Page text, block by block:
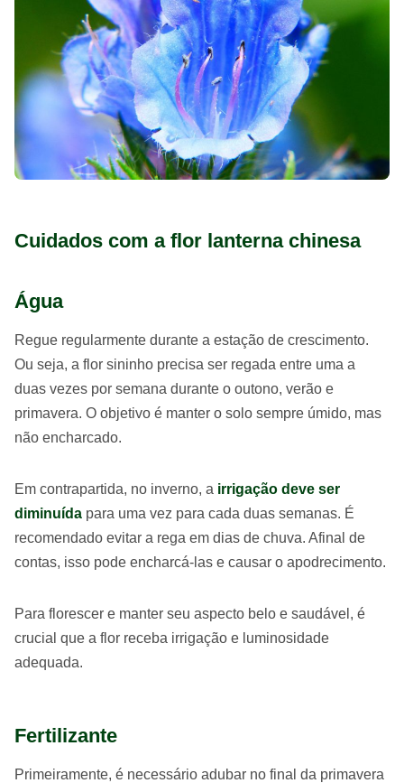
Cuidados com a flor lanterna chinesa
Água
Regue regularmente durante a estação de crescimento.
Ou seja, a flor sininho precisa ser regada entre uma a
duas vezes por semana durante o outono, verão e
primavera. O objetivo é manter o solo sempre úmido, mas
não encharcado.
Em contrapartida, no inverno, a irrigação deve ser
diminuída para uma vez para cada duas semanas. É
recomendado evitar a rega em dias de chuva. Afinal de
contas, isso pode encharcá-las e causar o apodrecimento.
Para florescer e manter seu aspecto belo e saudável, é
crucial que a flor receba irrigação e luminosidade
adequada.
Fertilizante
Primeiramente, é necessário adubar no final da primavera